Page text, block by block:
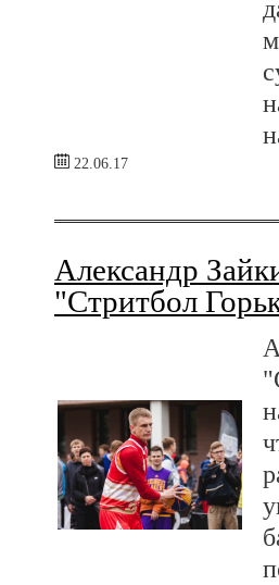
22.06.17
Александр
"Стритбол